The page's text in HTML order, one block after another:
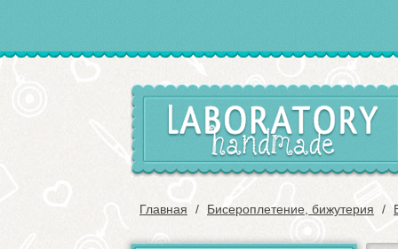
Главная Бисероплетение, бижутерия